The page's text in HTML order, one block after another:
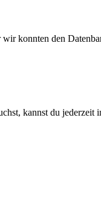
konnten den
kannst du jederzeit